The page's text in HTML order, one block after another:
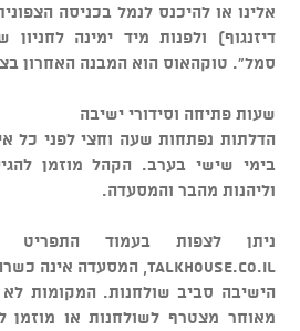
אלינו או להיכנס לנמל בכניסה
דיזנגוף) ולפנות מיד ימינה
סמל". טוקהאוס הוא המבנה האחרון
שעות פתיחה וסידורי ישיבה
הדלתות נפתחות שעה וחצי לפני כל
בימי שישי בערב. הקהל מוזמן
וליהנות מהבר והמסעדה.
talkhouse.co.il, המסעדה אינה כשרה.
הישיבה סביב שולחנות. המקומות
מאוחר מצטרף לשולחנות או מוזמן